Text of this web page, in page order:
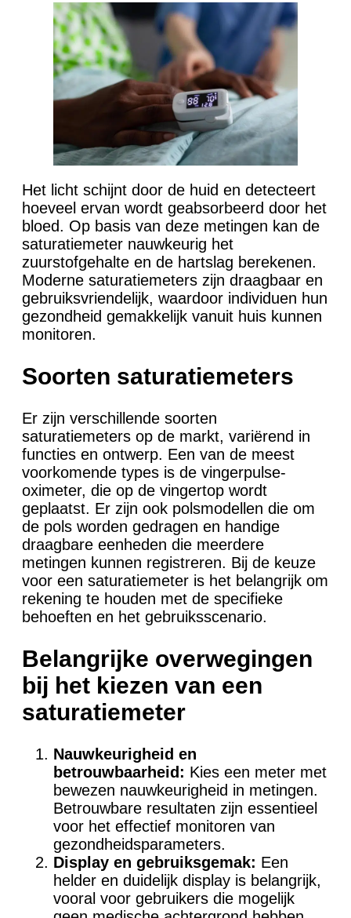
Het licht schijnt door de huid en detecteert
hoeveel ervan wordt geabsorbeerd door het
bloed. Op basis van deze metingen kan de
saturatiemeter nauwkeurig het
zuurstofgehalte en de hartslag berekenen.
Moderne saturatiemeters zijn draagbaar en
gebruiksvriendelijk, waardoor individuen hun
gezondheid gemakkelijk vanuit huis kunnen
monitoren.
Soorten saturatiemeters
Er zijn verschillende soorten
saturatiemeters op de markt, variërend in
functies en ontwerp. Een van de meest
voorkomende types is de vingerpulse-
oximeter, die op de vingertop wordt
geplaatst. Er zijn ook polsmodellen die om
de pols worden gedragen en handige
draagbare eenheden die meerdere
metingen kunnen registreren. Bij de keuze
voor een saturatiemeter is het belangrijk om
rekening te houden met de specifieke
behoeften en het gebruiksscenario.
Belangrijke overwegingen
bij het kiezen van een
saturatiemeter
Nauwkeurigheid en
betrouwbaarheid: Kies een meter met
bewezen nauwkeurigheid in metingen.
Betrouwbare resultaten zijn essentieel
voor het effectief monitoren van
gezondheidsparameters.
Display en gebruiksgemak: Een
helder en duidelijk display is belangrijk,
vooral voor gebruikers die mogelijk